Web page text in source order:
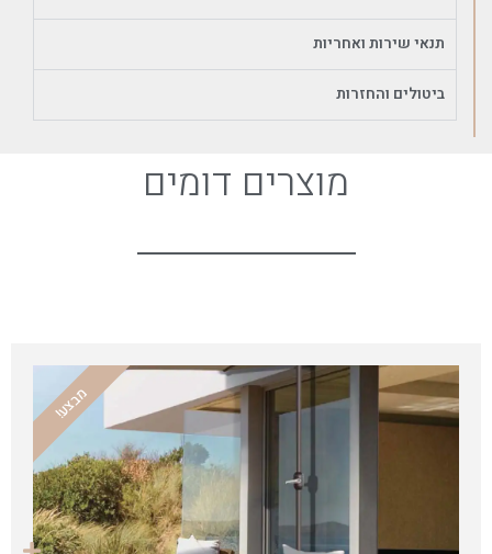
תנאי שירות ואחריות
ביטולים והחזרות
מוצרים דומים
מבצע!